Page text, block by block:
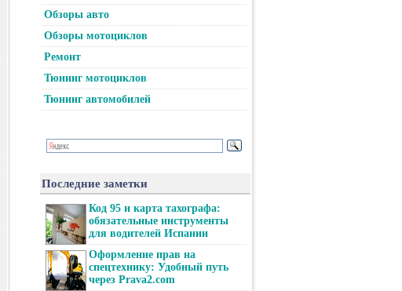
Обзоры авто
Обзоры мотоциклов
Ремонт
Тюнинг мотоциклов
Тюнинг автомобилей
Последние заметки
Код 95 и карта тахографа:
обязательные инструменты
для водителей Испании
Оформление прав на
спецтехнику: Удобный путь
через Prava2.com